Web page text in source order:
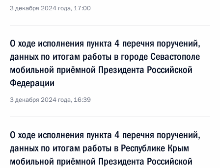
3 декабря 2024 года, 17:00
О ходе исполнения пункта 4 перечня поручений,
данных по итогам работы в городе Севастополе
мобильной приёмной Президента Российской
Федерации
3 декабря 2024 года, 16:39
О ходе исполнения пункта 4 перечня поручений,
данных по итогам работы в Республике Крым
мобильной приёмной Президента Российской